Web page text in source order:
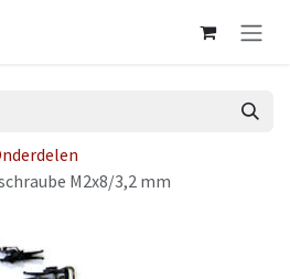
M2x8/3,2 mm